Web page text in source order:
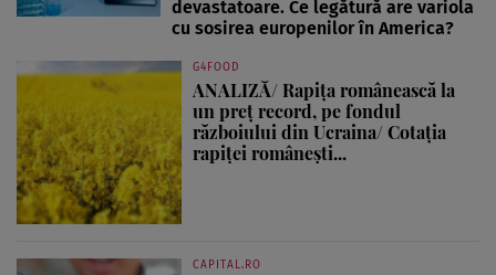
devastatoare. Ce legătură are variola
cu sosirea europenilor în America?
G4FOOD
ANALIZĂ/ Rapița românească la
un preț record, pe fondul
războiului din Ucraina/ Cotația
rapiței românești...
CAPITAL.RO